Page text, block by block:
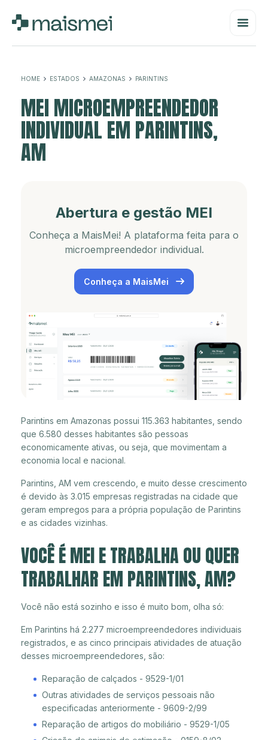
HOME ESTADOS AMAZONAS PARINTINS
MEI MICROEMPREENDEDOR
INDIVIDUAL EM PARINTINS,
AM
Abertura e gestão MEI
Conheça a MaisMei! A plataforma feita para o
microempreendedor individual.
Conheça a MaisMei
Parintins em Amazonas possui 115.363 habitantes, sendo
que 6.580 desses habitantes são pessoas
economicamente ativas, ou seja, que movimentam a
economia local e nacional.
Parintins, AM vem crescendo, e muito desse crescimento
é devido às 3.015 empresas registradas na cidade que
geram empregos para a própria população de Parintins
e as cidades vizinhas.
VOCÊ É MEI E TRABALHA OU QUER
TRABALHAR EM PARINTINS, AM?
Você não está sozinho e isso é muito bom, olha só:
Em Parintins há 2.277 microempreendedores individuais
registrados, e as cinco principais atividades de atuação
desses microempreendedores, são:
Reparação de calçados - 9529-1/01
Outras atividades de serviços pessoais não
especificadas anteriormente - 9609-2/99
Reparação de artigos do mobiliário - 9529-1/05